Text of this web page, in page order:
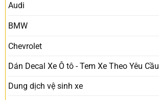
Audi
BMW
Chevrolet
Dán Decal Xe Ô tô - Tem Xe Theo Yêu Cầu
Dung dịch vệ sinh xe